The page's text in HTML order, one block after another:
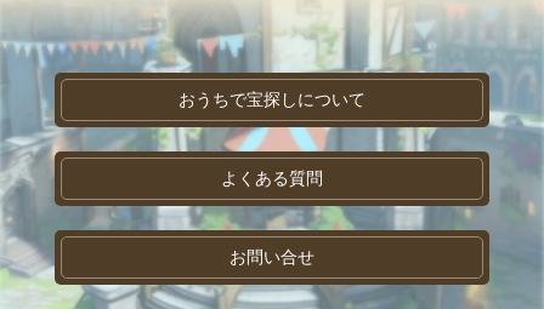
おうちで宝探しについて
よくある質問
お問い合せ